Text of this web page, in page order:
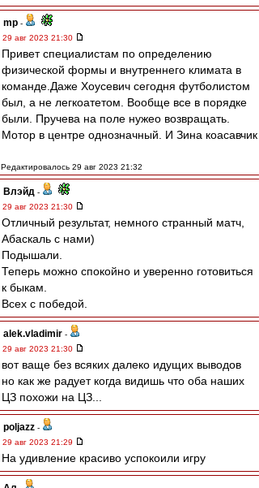
mp -
29 авг 2023 21:30
Привет специалистам по определению
физической формы и внутреннего климата в
команде.Даже Хоусевич сегодня футболистом
был, а не легкоатетом. Вообще все в порядке
были. Пручева на поле нужео возвращать.
Мотор в центре однозначный. И Зина коасавчик
Редактировалось 29 авг 2023 21:32
Влэйд -
29 авг 2023 21:30
Отличный результат, немного странный матч,
Абаскаль с нами)
Подышали.
Теперь можно спокойно и уверенно готовиться
к быкам.
Всех с победой.
alek.vladimir -
29 авг 2023 21:30
вот ваще без всяких далеко идущих выводов
но как же радует когда видишь что оба наших
ЦЗ похожи на ЦЗ...
poljazz -
29 авг 2023 21:29
На удивление красиво успокоили игру